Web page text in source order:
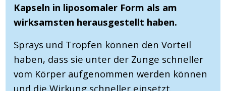
Kapseln in liposomaler Form als am
wirksamsten herausgestellt haben.
Sprays und Tropfen können den Vorteil
haben, dass sie unter der Zunge schneller
vom Körper aufgenommen werden können
und die Wirkung schneller einsetzt.